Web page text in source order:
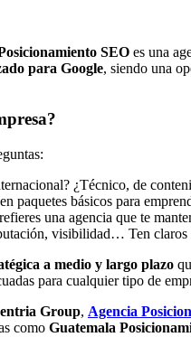
SEO es una
para Google, siendo una
¿Técnico, de
paquetes básicos para
una agencia que te
visibilidad… Ten claros
a medio y largo plazo
para cualquier tipo de
Group, Agencia
como Guatemala